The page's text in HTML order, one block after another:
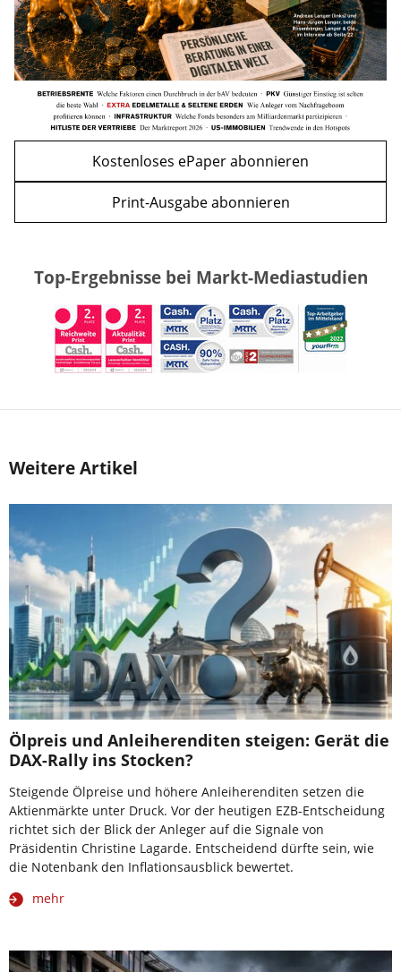
Kostenloses ePaper abonnieren
Print-Ausgabe abonnieren
Top-Ergebnisse bei Markt-Mediastudien
Weitere Artikel
Ölpreis und Anleiherenditen steigen: Gerät die
DAX-Rally ins Stocken?
Steigende Ölpreise und höhere Anleiherenditen setzen die
Aktienmärkte unter Druck. Vor der heutigen EZB-Entscheidung
richtet sich der Blick der Anleger auf die Signale von
Präsidentin Christine Lagarde. Entscheidend dürfte sein, wie
die Notenbank den Inflationsausblick bewertet.
mehr